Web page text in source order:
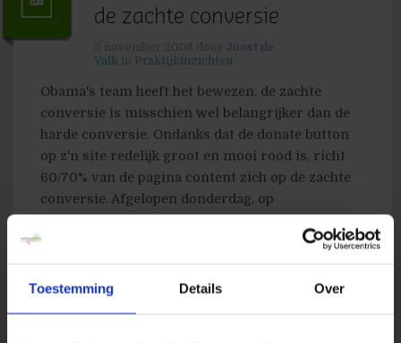
Toestemming Details Over
de zachte conversie
Joost de
Valk
Praktijkinzichten
Obama's team heeft het bewezen, de zachte
conversie is misschien wel belangrijker dan de
harde conversie. Ondanks dat de donate button
op z'n site redelijk groot en mooi rood is, richt
60/70% van de pagina content zich op de zachte
conversie. Afgelopen donderdag, op
Verdel...
zachte conversie'